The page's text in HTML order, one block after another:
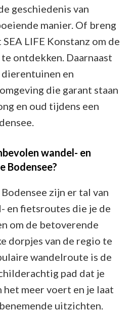
geschiedenis van
manier. Of breng
LIFE Konstanz om de
ontdekken. Daarnaast
en
die garant staan
en oud tijdens een
wandel- en
Bodensee?
zijn er tal van
en fietsroutes die je de
om de betoverende
dorpjes van de regio te
wandelroute is de
pad dat je
het meer voert en je laat
uitzichten.